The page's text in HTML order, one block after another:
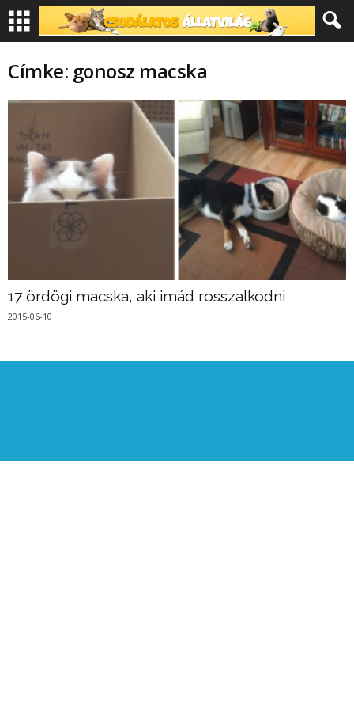
Címke: gonosz macska
17 ördögi macska, aki imád rosszalkodni
2015-06-10